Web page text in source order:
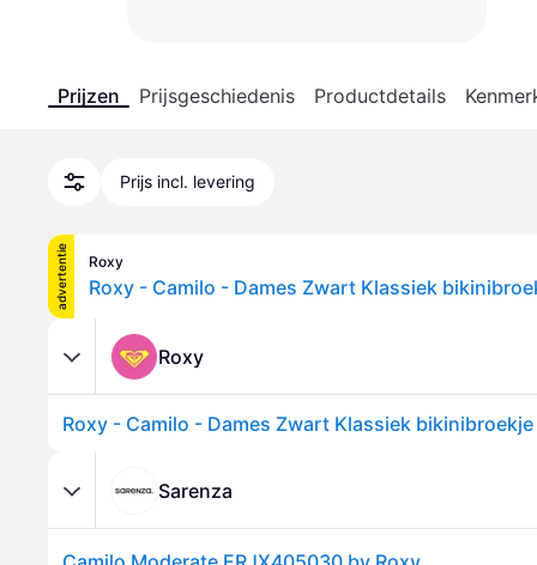
Prijzen Prijsgeschiedenis Productdetails
Prijs incl. levering
advertentie Roxy
Roxy - Camilo - Dames Zwart Klassiek
Roxy
Roxy - Camilo - Dames Zwart Klassiek bikinibroekje
Sarenza